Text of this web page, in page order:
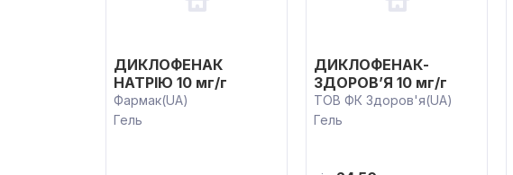
ДИКЛОФЕНАК
НАТРІЮ 10 мг/г
Фармак(UA)
Гель
ДИКЛОФЕНАК-
ЗДОРОВ’Я 10 мг/г
ТОВ ФК Здоров'я(UA)
Гель